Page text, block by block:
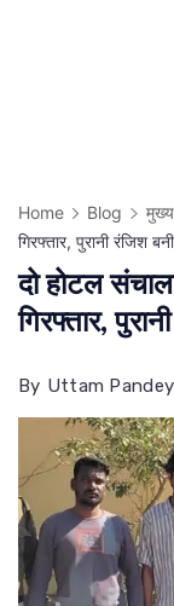
Home Blog
गिरफ्तार, पुरानी रंजिश
दो होटल
गिरफ्तार,
By Uttam Pandey